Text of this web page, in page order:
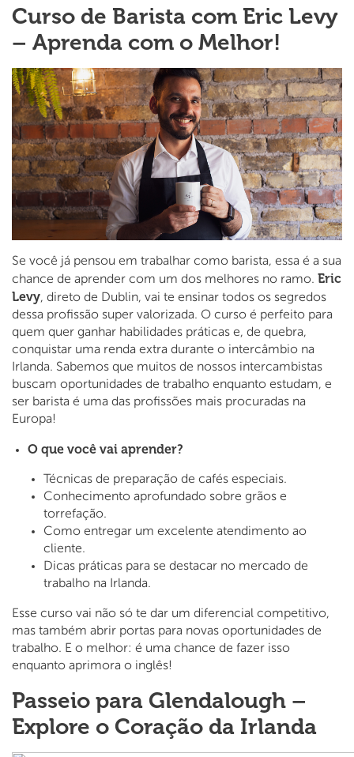
Curso de Barista com Eric Levy
– Aprenda com o Melhor!
Se você já pensou em trabalhar como barista, essa é a sua
chance de aprender com um dos melhores no ramo. Eric
Levy, direto de Dublin, vai te ensinar todos os segredos
dessa profissão super valorizada. O curso é perfeito para
quem quer ganhar habilidades práticas e, de quebra,
conquistar uma renda extra durante o intercâmbio na
Irlanda. Sabemos que muitos de nossos intercambistas
buscam oportunidades de trabalho enquanto estudam, e
ser barista é uma das profissões mais procuradas na
Europa!
O que você vai aprender?
Técnicas de preparação de cafés especiais.
Conhecimento aprofundado sobre grãos e
torrefação.
Como entregar um excelente atendimento ao
cliente.
Dicas práticas para se destacar no mercado de
trabalho na Irlanda.
Esse curso vai não só te dar um diferencial competitivo,
mas também abrir portas para novas oportunidades de
trabalho. E o melhor: é uma chance de fazer isso
enquanto aprimora o inglês!
Passeio para Glendalough –
Explore o Coração da Irlanda